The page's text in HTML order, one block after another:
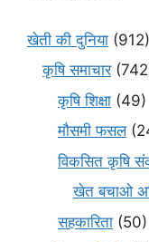
खेती की दुनिया (912)
कृषि समाचार
कृषि शिक्षा (49)
मौसमी फसल
विकसित कृषि
खेत बचाओ
सहकारिता (50)